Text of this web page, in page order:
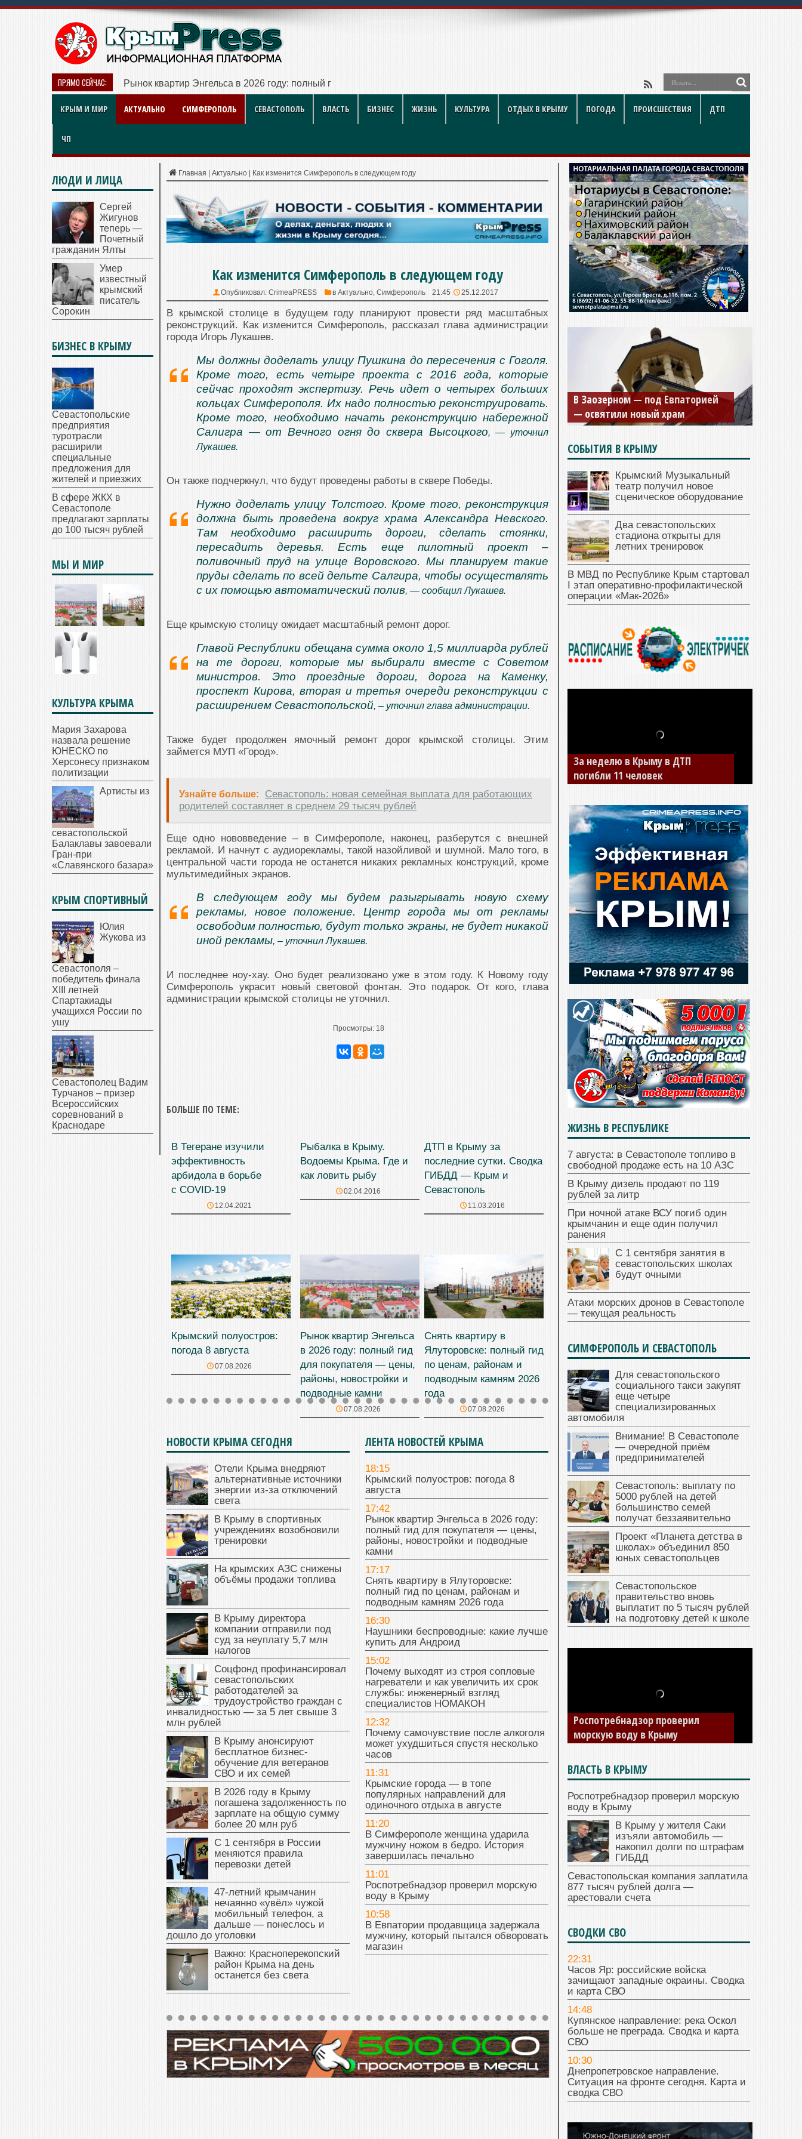
ПРЯМО СЕЙЧАС: Рынок квартир Энгельса в 2026 году: полный гид для покупателя — цены, районы, новостройки и
КРЫМ И МИР АКТУАЛЬНО СИМФЕРОПОЛЬ СЕВАСТОПОЛЬ ВЛАСТЬ БИЗНЕС ЖИЗНЬ КУЛЬТУРА ОТДЫХ В КРЫМУ ПОГОДА ПРОИСШЕСТВИЯ ДТП
ЧП
Главная Актуально Как изменится Симферополь в следующем году
Как изменится Симферополь в следующем году
Опубликовал: CrimeaPRESS в Актуально, Симферополь 21:45 25.12.2017
В крымской столице в будущем году планируют провести ряд масштабных
реконструкций. Как изменится Симферополь, рассказал глава администрации
города Игорь Лукашев.
Мы должны доделать улицу Пушкина до пересечения с Гоголя.
Кроме того, есть четыре проекта с 2016 года, которые
сейчас проходят экспертизу. Речь идет о четырех больших
кольцах Симферополя. Их надо полностью реконструировать.
Кроме того, необходимо начать реконструкцию набережной
Салигра — от Вечного огня до сквера Высоцкого, — уточнил
Лукашев.
Он также подчеркнул, что будут проведены работы в сквере Победы.
Нужно доделать улицу Толстого. Кроме того, реконструкция
должна быть проведена вокруг храма Александра Невского.
Там необходимо расширить дороги, сделать стоянки,
пересадить деревья. Есть еще пилотный проект –
поливочный пруд на улице Воровского. Мы планируем такие
пруды сделать по всей дельте Салгира, чтобы осуществлять
с их помощью автоматический полив, — сообщил Лукашев.
Еще крымскую столицу ожидает масштабный ремонт дорог.
Главой Республики обещана сумма около 1,5 миллиарда рублей
на те дороги, которые мы выбирали вместе с Советом
министров. Это проездные дороги, дорога на Каменку,
проспект Кирова, вторая и третья очереди реконструкции с
расширением Севастопольской, – уточнил глава администрации.
Также будет продолжен ямочный ремонт дорог крымской столицы. Этим
займется МУП «Город».
Узнайте больше:
Севастополь: новая семейная выплата для работающих
родителей составляет в среднем 29 тысяч рублей
Еще одно нововведение – в Симферополе, наконец, разберутся с внешней
рекламой. И начнут с аудиорекламы, такой назойливой и шумной. Мало того, в
центральной части города не останется никаких рекламных конструкций, кроме
мультимедийных экранов.
В следующем году мы будем разыгрывать новую схему
рекламы, новое положение. Центр города мы от рекламы
освободим полностью, будут только экраны, не будет никакой
иной рекламы, – уточнил Лукашев.
И последнее ноу-хау. Оно будет реализовано уже в этом году. К Новому году
Симферополь украсит новый световой фонтан. Это подарок. От кого, глава
администрации крымской столицы не уточнил.
Просмотры: 18
БОЛЬШЕ ПО ТЕМЕ:
В Тегеране изучили
эффективность
арбидола в борьбе
с COVID-19
12.04.2021
Рыбалка в Крыму.
Водоемы Крыма. Где и
как ловить рыбу
02.04.2016
ДТП в Крыму за
последние сутки. Сводка
ГИБДД — Крым и
Севастополь
11.03.2016
Крымский полуостров:
погода 8 августа
07.08.2026
Рынок квартир Энгельса
в 2026 году: полный гид
для покупателя — цены,
районы, новостройки и
подводные камни
07.08.2026
Снять квартиру в
Ялуторовске: полный гид
по ценам, районам и
подводным камням 2026
года
07.08.2026
НОВОСТИ КРЫМА СЕГОДНЯ
Отели Крыма внедряют
альтернативные источники
энергии из-за отключений
света
В Крыму в спортивных
учреждениях возобновили
тренировки
На крымских АЗС снижены
объёмы продажи топлива
В Крыму директора
компании отправили под
суд за неуплату 5,7 млн
налогов
Соцфонд профинансировал
севастопольских
работодателей за
трудоустройство граждан с
инвалидностью — за 5 лет свыше 3
млн рублей
В Крыму анонсируют
бесплатное бизнес-
обучение для ветеранов
СВО и их семей
В 2026 году в Крыму
погашена задолженность по
зарплате на общую сумму
более 20 млн руб
С 1 сентября в России
меняются правила
перевозки детей
47‑летний крымчанин
нечаянно «увёл» чужой
мобильный телефон, а
дальше — понеслось и
дошло до уголовки
Важно: Красноперекопский
район Крыма на день
останется без света
ЛЕНТА НОВОСТЕЙ КРЫМА
18:15
Крымский полуостров: погода 8
августа
17:42
Рынок квартир Энгельса в 2026 году:
полный гид для покупателя — цены,
районы, новостройки и подводные
камни
17:17
Снять квартиру в Ялуторовске:
полный гид по ценам, районам и
подводным камням 2026 года
16:30
Наушники беспроводные: какие лучше
купить для Андроид
15:02
Почему выходят из строя сопловые
нагреватели и как увеличить их срок
службы: инженерный взгляд
специалистов НОМАКОН
12:32
Почему самочувствие после алкоголя
может ухудшиться спустя несколько
часов
11:31
Крымские города — в топе
популярных направлений для
одиночного отдыха в августе
11:20
В Симферополе женщина ударила
мужчину ножом в бедро. История
завершилась печально
11:01
Роспотребнадзор проверил морскую
воду в Крыму
10:58
В Евпатории продавщица задержала
мужчину, который пытался обворовать
магазин
ЛЮДИ И ЛИЦА
Сергей
Жигунов
теперь —
Почетный
гражданин Ялты
Умер
известный
крымский
писатель
Сорокин
БИЗНЕС В КРЫМУ
Севастопольские
предприятия
туротрасли
расширили
специальные
предложения для
жителей и приезжих
В сфере ЖКХ в
Севастополе
предлагают зарплаты
до 100 тысяч рублей
МЫ И МИР
КУЛЬТУРА КРЫМА
Мария Захарова
назвала решение
ЮНЕСКО по
Херсонесу признаком
политизации
Артисты из
севастопольской
Балаклавы завоевали
Гран-при
«Славянского базара»
КРЫМ СПОРТИВНЫЙ
Юлия
Жукова из
Севастополя –
победитель финала
XIII летней
Спартакиады
учащихся России по
ушу
Севастополец Вадим
Турчанов – призер
Всероссийских
соревнований в
Краснодаре
Мужской монастырь Косьмы и
Дамиана в Крыму вновь открыт
для посещения
СОБЫТИЯ В КРЫМУ
Крымский Музыкальный
театр получил новое
сценическое оборудование
Два севастопольских
стадиона открыты для
летних тренировок
В МВД по Республике Крым стартовал
I этап оперативно‑профилактической
операции «Мак‑2026»
В Джанкое водитель ВАЗа сбил
двух детей на «зебре»
ЖИЗНЬ В РЕСПУБЛИКЕ
7 августа: в Севастополе топливо в
свободной продаже есть на 10 АЗС
В Крыму дизель продают по 119
рублей за литр
При ночной атаке ВСУ погиб один
крымчанин и еще один получил
ранения
С 1 сентября занятия в
севастопольских школах
будут очными
Атаки морских дронов в Севастополе
— текущая реальность
СИМФЕРОПОЛЬ И СЕВАСТОПОЛЬ
Для севастопольского
социального такси закупят
еще четыре
специализированных
автомобиля
Внимание! В Севастополе
— очередной приём
предпринимателей
Севастополь: выплату по
5000 рублей на детей
большинство семей
получат беззаявительно
Проект «Планета детства в
школах» объединил 850
юных севастопольцев
Севастопольское
правительство вновь
выплатит по 5 тысяч рублей
на подготовку детей к школе
автомобиль — накопил долги по
штрафам ГИБДД
ВЛАСТЬ В КРЫМУ
Роспотребнадзор проверил морскую
воду в Крыму
В Крыму у жителя Саки
изъяли автомобиль —
накопил долги по штрафам
ГИБДД
Севастопольская компания заплатила
877 тысяч рублей долга —
арестовали счета
СВОДКИ СВО
22:31
Часов Яр: российские войска
зачищают западные окраины. Сводка
и карта СВО
14:48
Купянское направление: река Оскол
больше не преграда. Сводка и карта
СВО
10:30
Днепропетровское направление.
Ситуация на фронте сегодня. Карта и
сводка СВО